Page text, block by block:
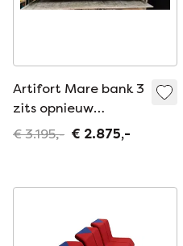
Artifort Mare bank 3
zits opnieuw
gestoffeerd
€ 3.195,- € 2.875,-